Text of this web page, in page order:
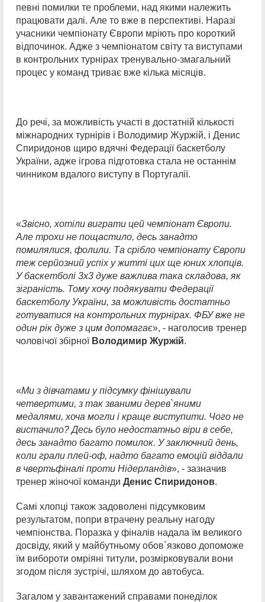
певні помилки те проблеми, над якими належить
працювати далі. Але то вже в перспективі. Наразі
учасники чемпіонату Європи мріють про короткий
відпочинок. Адже з чемпіонатом світу та виступами
в контрольних турнірах тренувально-змагальний
процес у команд триває вже кілька місяців.
До речі, за можливість участі в достатній кількості
міжнародних турнірів і Володимир Журжій, і Денис
Спиридонов щиро вдячні Федерації баскетболу
України, адже ігрова підготовка стала не останнім
чинником вдалого виступу в Португалії.
«Звісно, хотіли виграти цей чемпіонат Європи.
Але трохи не пощастило, десь занадто
помилялися, фолили. Та срібло чемпіонату Європи
теж серйозний успіх у житті цих ще юних хлопців.
У баскетболі 3х3 дуже важлива така складова, як
зіграність. Тому хочу подякувати Федерації
баскетболу України, за можливість достатньо
готуватися на контрольних турнірах. ФБУ вже не
один рік дуже з цим допомагає», - наголосив тренер
чоловічої збірної Володимир Журжій.
«Ми з дівчатами у підсумку фінішували
четвертими, з так званими дерев`яними
медалями, хоча могли і краще виступити. Чого не
вистачило? Десь було недостатньо віри в себе,
десь занадто багато помилок. У заключний день,
коли грали плей-оф, надто багато емоцій віддали
в чвертьфіналі проти Нідерландів», - зазначив
тренер жіночої команди Денис Спиридонов.
Самі хлопці також задоволені підсумковим
результатом, попри втрачену реальну нагоду
чемпіонства. Поразка у фіналів надала їм великого
досвіду, який у майбутньому обов`язково допоможе
їм вибороти омріяні титули, розмірковували вони
згодом після зустрічі, шляхом до автобуса.
Загалом у завантажений справами понеділок